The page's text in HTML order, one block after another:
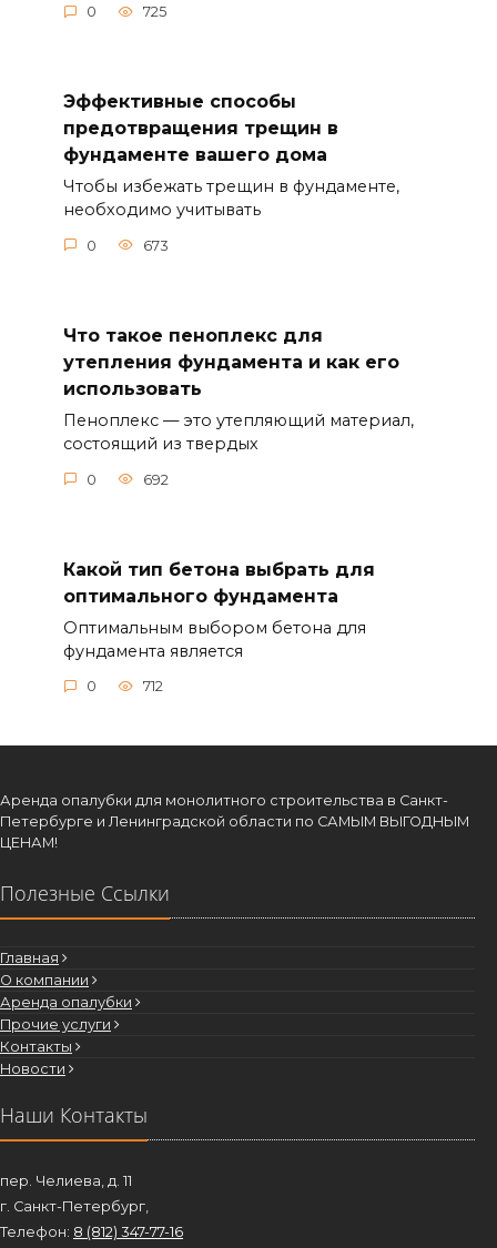
0 725
Эффективные способы
предотвращения трещин в
фундаменте вашего дома
Чтобы избежать трещин в фундаменте,
необходимо учитывать
0 673
Что такое пеноплекс для
утепления фундамента и как его
использовать
Пеноплекс — это утепляющий материал,
состоящий из твердых
0 692
Какой тип бетона выбрать для
оптимального фундамента
Оптимальным выбором бетона для
фундамента является
0 712
Аренда опалубки для монолитного строительства в Санкт-
Петербурге и Ленинградской области по САМЫМ ВЫГОДНЫМ
ЦЕНАМ!
Полезные Ссылки
Главная
О компании
Аренда опалубки
Прочие услуги
Контакты
Новости
Наши Контакты
пер. Челиева, д. 11
г. Санкт-Петербург,
Телефон: 8 (812) 347-77-16